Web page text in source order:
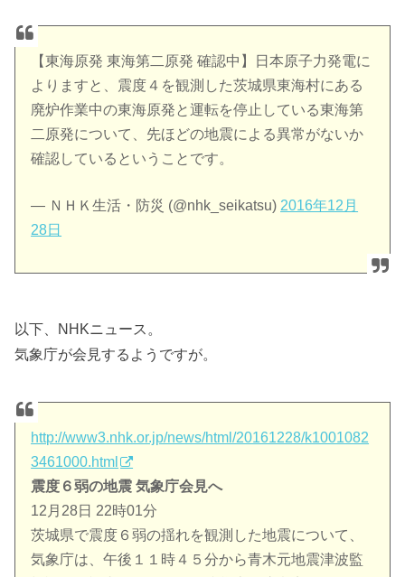
【東海原発 東海第二原発 確認中】日本原子力発電に
よりますと、震度４を観測した茨城県東海村にある
廃炉作業中の東海原発と運転を停止している東海第
二原発について、先ほどの地震による異常がないか
確認しているということです。
— ＮＨＫ生活・防災 (@nhk_seikatsu) 2016年12月
28日
以下、NHKニュース。
気象庁が会見するようですが。
http://www3.nhk.or.jp/news/html/20161228/k1001082
3461000.html
震度６弱の地震 気象庁会見へ
12月28日 22時01分
茨城県で震度６弱の揺れを観測した地震について、
気象庁は、午後１１時４５分から青木元地震津波監